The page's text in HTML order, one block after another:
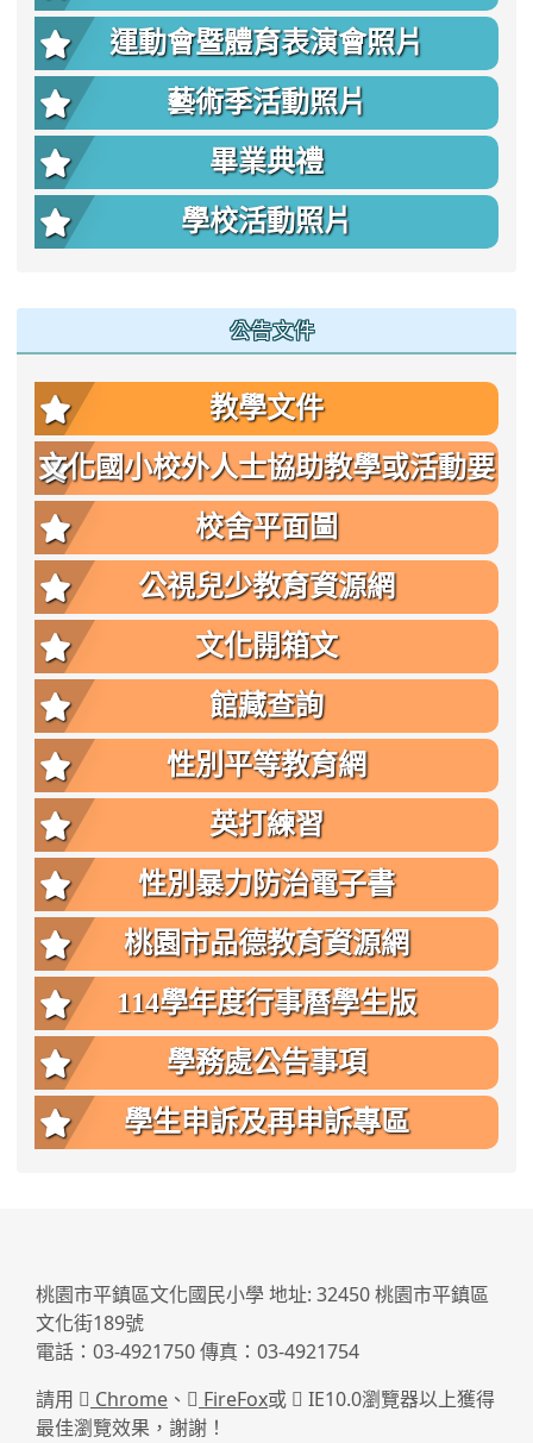
運動會暨體育表演會照片
藝術季活動照片
畢業典禮
學校活動照片
公告文件
教學文件
文化國小校外人士協助教學或活動要
點
校舍平面圖
公視兒少教育資源網
文化開箱文
館藏查詢
性別平等教育網
英打練習
性別暴力防治電子書
桃園市品德教育資源網
114學年度行事曆學生版
學務處公告事項
學生申訴及再申訴專區
桃園市平鎮區文化國民小學 地址: 32450 桃園市平鎮區
文化街189號
電話：03-4921750 傳真：03-4921754
請用
Chrome 、 FireFox或
IE10.0瀏覽器以上獲得
最佳瀏覽效果，謝謝！